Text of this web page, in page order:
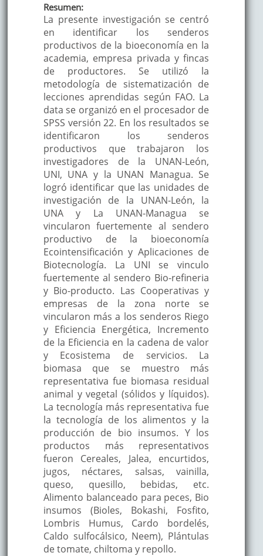
Resumen:
La presente investigación se centró
en identificar los senderos
productivos de la bioeconomía en la
academia, empresa privada y fincas
de productores. Se utilizó la
metodología de sistematización de
lecciones aprendidas según FAO. La
data se organizó en el procesador de
SPSS versión 22. En los resultados se
identificaron los senderos
productivos que trabajaron los
investigadores de la UNAN-León,
UNI, UNA y la UNAN Managua. Se
logró identificar que las unidades de
investigación de la UNAN-León, la
UNA y La UNAN-Managua se
vincularon fuertemente al sendero
productivo de la bioeconomía
Ecointensificación y Aplicaciones de
Biotecnología. La UNI se vinculo
fuertemente al sendero Bio-refineria
y Bio-producto. Las Cooperativas y
empresas de la zona norte se
vincularon más a los senderos Riego
y Eficiencia Energética, Incremento
de la Eficiencia en la cadena de valor
y Ecosistema de servicios. La
biomasa que se muestro más
representativa fue biomasa residual
animal y vegetal (sólidos y líquidos).
La tecnología más representativa fue
la tecnología de los alimentos y la
producción de bio insumos. Y los
productos más representativos
fueron Cereales, Jalea, encurtidos,
jugos, néctares, salsas, vainilla,
queso, quesillo, bebidas, etc.
Alimento balanceado para peces, Bio
insumos (Bioles, Bokashi, Fosfito,
Lombris Humus, Cardo bordelés,
Caldo sulfocálsico, Neem), Plántulas
de tomate, chiltoma y repollo.